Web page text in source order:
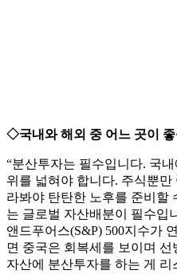
◇국내와 해외 중 어느 곳이
“분산투자는 필수입니다. 국
위를 넓혀야 합니다. 주식뿐
라봐야 탄탄한 노후를 준비할
는 글로벌 자산배분이 필수입
앤드푸어스(S&P) 500지수가
면 중국은 회복세를 보이며
자산에 분산투자를 하는 게